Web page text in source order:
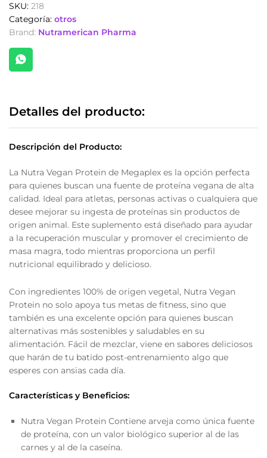
Megaplex
x
16
Servs.
Sabor
a
SKU: 218
Categoría: otros
Brand: Nutramerican Pharma
Detalles del producto:
Descripción del Producto:
La Nutra Vegan Protein de Megaplex es la opción perfecta
para quienes buscan una fuente de proteína vegana de alta
calidad. Ideal para atletas, personas activas o cualquiera que
desee mejorar su ingesta de proteínas sin productos de
origen animal. Este suplemento está diseñado para ayudar
a la recuperación muscular y promover el crecimiento de
masa magra, todo mientras proporciona un perfil
nutricional equilibrado y delicioso.
Con ingredientes 100% de origen vegetal, Nutra Vegan
Protein no solo apoya tus metas de fitness, sino que
también es una excelente opción para quienes buscan
alternativas más sostenibles y saludables en su
alimentación. Fácil de mezclar, viene en sabores deliciosos
que harán de tu batido post-entrenamiento algo que
esperes con ansias cada día.
Características y Beneficios:
Nutra Vegan Protein Contiene arveja como única fuente
de proteína, con un valor biológico superior al de las
carnes y al de la caseína.